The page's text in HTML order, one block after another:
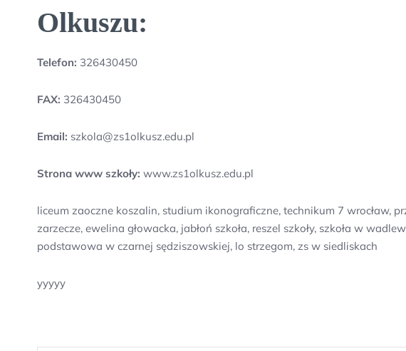
Olkuszu:
Telefon: 326430450
FAX: 326430450
Email: szkola@zs1olkusz.edu.pl
Strona www szkoły: www.zs1olkusz.edu.pl
liceum zaoczne koszalin, studium ikonograficzne, technikum 7 wrocław,
zarzecze, ewelina głowacka, jabłoń szkoła, reszel szkoły, szkoła w
podstawowa w czarnej sędziszowskiej, lo strzegom, zs w siedliskach
yyyyy